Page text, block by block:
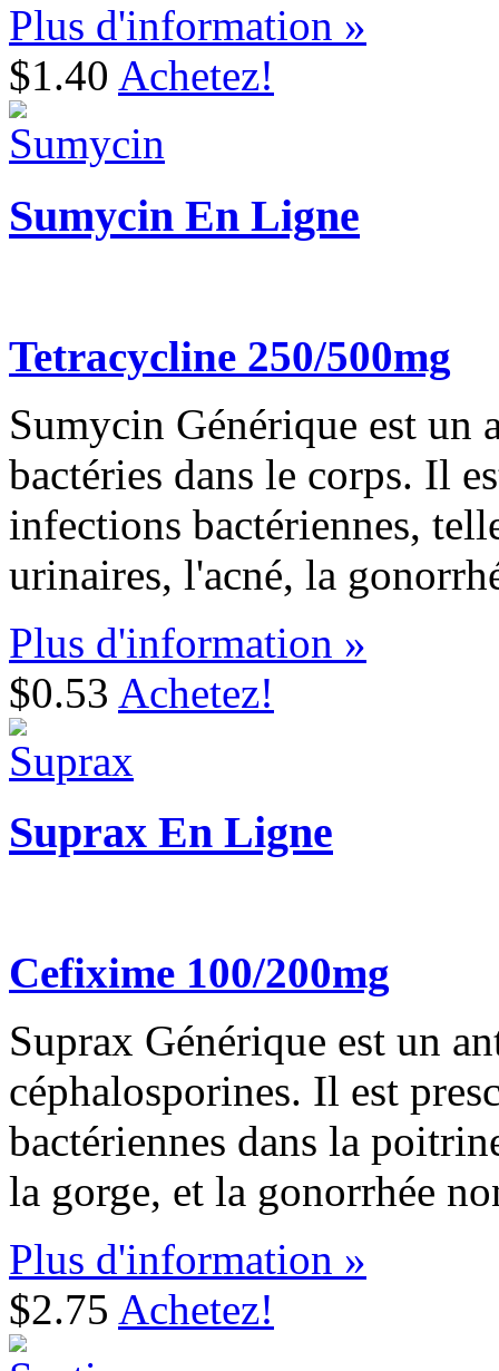
Plus d'information »
$1.40 Achetez!
Sumycin En Ligne
Tetracycline 250/500mg
Sumycin Générique est
bactéries dans le corps. Il
infections bactériennes,
urinaires, l'acné, la
Plus d'information »
$0.53 Achetez!
Suprax En Ligne
Cefixime 100/200mg
Suprax Générique est un
céphalosporines. Il est
bactériennes dans la
la gorge, et la gonorrhée
Plus d'information »
$2.75 Achetez!